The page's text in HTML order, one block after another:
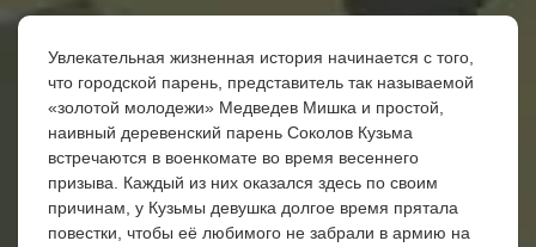
Увлекательная жизненная история начинается с того,
что городской парень, представитель так называемой
«золотой молодежи» Медведев Мишка и простой,
наивный деревенский парень Соколов Кузьма
встречаются в военкомате во время весеннего
призыва. Каждый из них оказался здесь по своим
причинам, у Кузьмы девушка долгое время прятала
повестки, чтобы её любимого не забрали в армию на